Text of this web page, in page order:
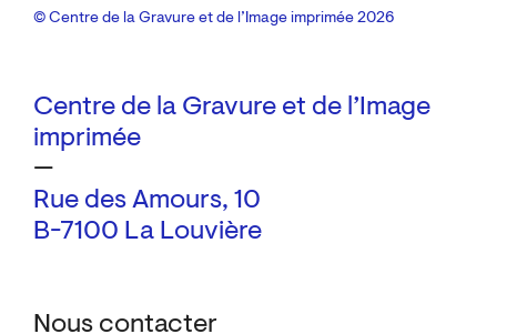
Centre de la Gravure et de l’Image
imprimée
—
Rue des Amours, 10
B-7100 La Louvière
Nous contacter
© Centre de la Gravure et de l’Image imprimée 2026